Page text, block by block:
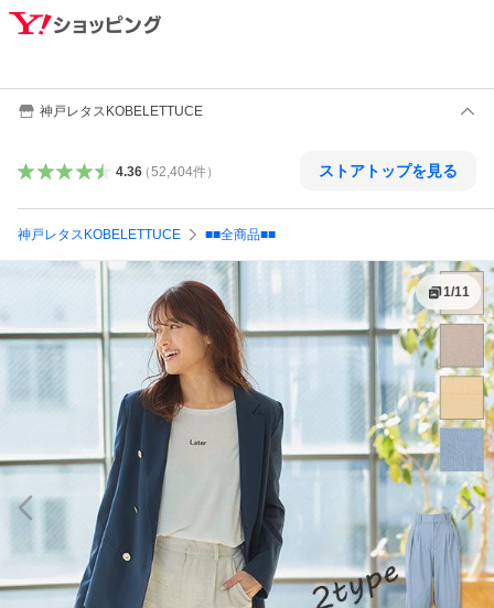
神戸レタスKOBELETTUCE
4.36（52,404件） ストアトップを見る
神戸レタスKOBELETTUCE ■■全商品■■
1/11